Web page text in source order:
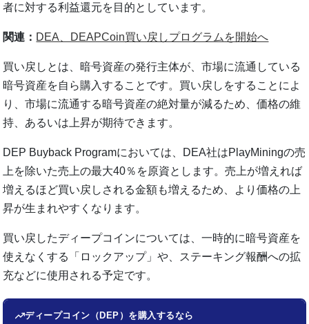
者に対する利益還元を目的としています。
関連： DEA、DEAPCoin買い戻しプログラムを開始へ
買い戻しとは、暗号資産の発行主体が、市場に流通している
暗号資産を自ら購入することです。買い戻しをすることによ
り、市場に流通する暗号資産の絶対量が減るため、価格の維
持、あるいは上昇が期待できます。
DEP Buyback Programにおいては、DEA社はPlayMiningの売
上を除いた売上の最大40％を原資とします。売上が増えれば
増えるほど買い戻しされる金額も増えるため、より価格の上
昇が生まれやすくなります。
買い戻したディープコインについては、一時的に暗号資産を
使えなくする「ロックアップ」や、ステーキング報酬への拡
充などに使用される予定です。
ディープコイン（DEP）を購入するなら